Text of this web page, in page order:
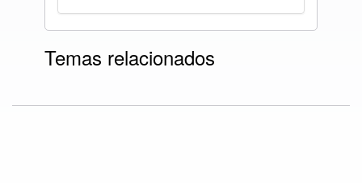
Temas relacionados